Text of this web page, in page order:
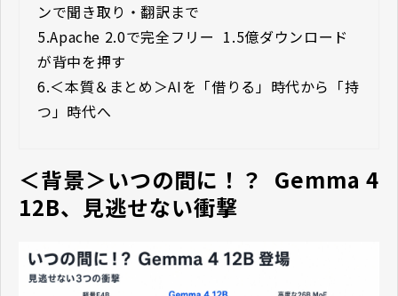
ンで聞き取り・翻訳まで
5.Apache 2.0で完全フリー ―― 1.5億ダウンロード
が背中を押す
6.＜本質＆まとめ＞AIを「借りる」時代から「持
つ」時代へ
＜背景＞いつの間に！？ ―― Gemma 4
12B、見逃せない衝撃